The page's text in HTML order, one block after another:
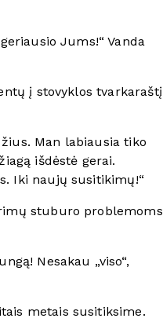
Jums!“ Vanda
į stovyklos tvarkaraštį
Man labiausia tiko
išdėstė gerai.
Iki naujų susitikimų!“
stuburo problemoms
Nesakau „viso“,
metais susitiksime.